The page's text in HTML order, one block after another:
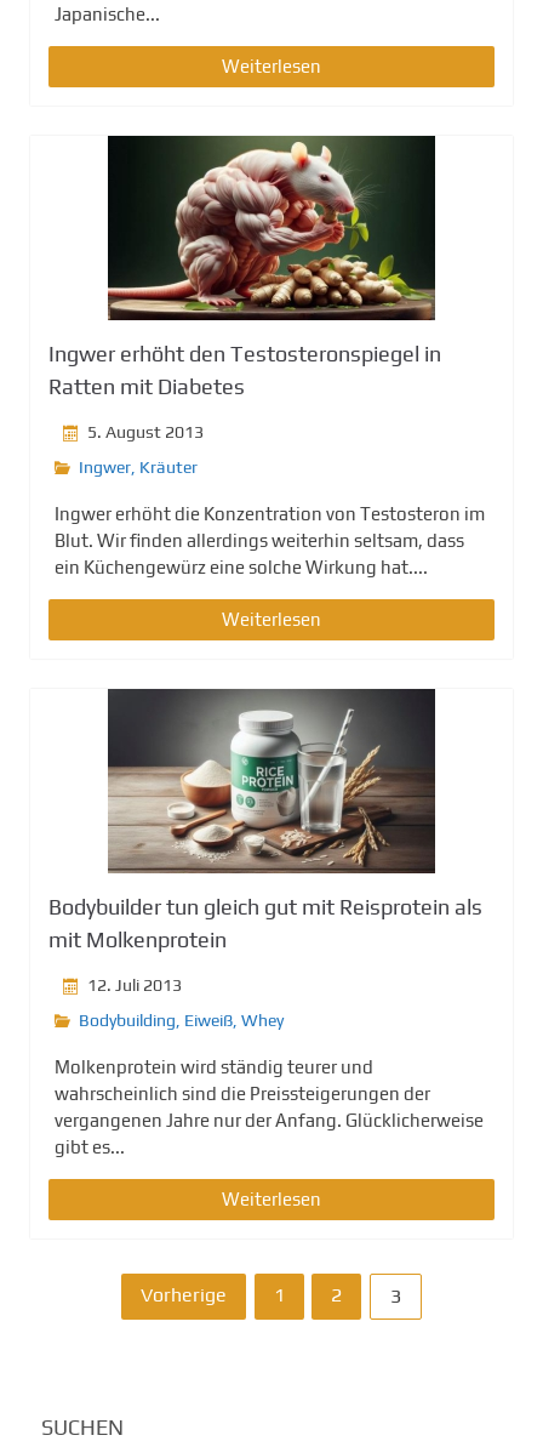
Japanische...
Weiterlesen
Ingwer erhöht den Testosteronspiegel in
Ratten mit Diabetes
5. August 2013
Ingwer, Kräuter
Ingwer erhöht die Konzentration von Testosteron im
Blut. Wir finden allerdings weiterhin seltsam, dass
ein Küchengewürz eine solche Wirkung hat....
Weiterlesen
Bodybuilder tun gleich gut mit Reisprotein als
mit Molkenprotein
12. Juli 2013
Bodybuilding, Eiweiß, Whey
Molkenprotein wird ständig teurer und
wahrscheinlich sind die Preissteigerungen der
vergangenen Jahre nur der Anfang. Glücklicherweise
gibt es...
Weiterlesen
Vorherige 1 2 3
SUCHEN